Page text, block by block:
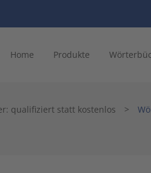
Home Produkte
qualifiziert statt kostenlos >